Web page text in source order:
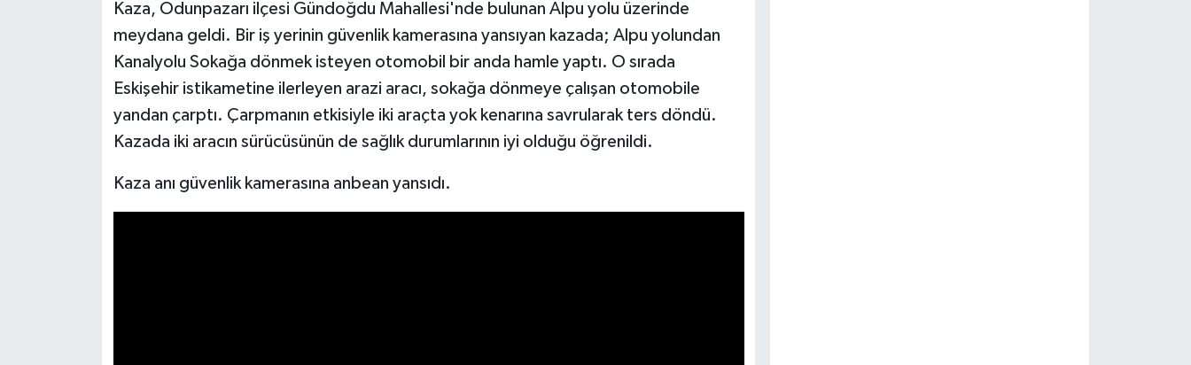
Kaza, Odunpazarı ilçesi Gündoğdu Mahallesi'nde bulunan Alpu yolu üzerinde
meydana geldi. Bir iş yerinin güvenlik kamerasına yansıyan kazada; Alpu yolundan
Kanalyolu Sokağa dönmek isteyen otomobil bir anda hamle yaptı. O sırada
Eskişehir istikametine ilerleyen arazi aracı, sokağa dönmeye çalışan otomobile
yandan çarptı. Çarpmanın etkisiyle iki araçta yok kenarına savrularak ters döndü.
Kazada iki aracın sürücüsünün de sağlık durumlarının iyi olduğu öğrenildi.
Kaza anı güvenlik kamerasına anbean yansıdı.